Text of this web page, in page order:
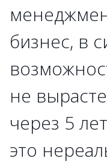
бизнес, в
не
через 5
это